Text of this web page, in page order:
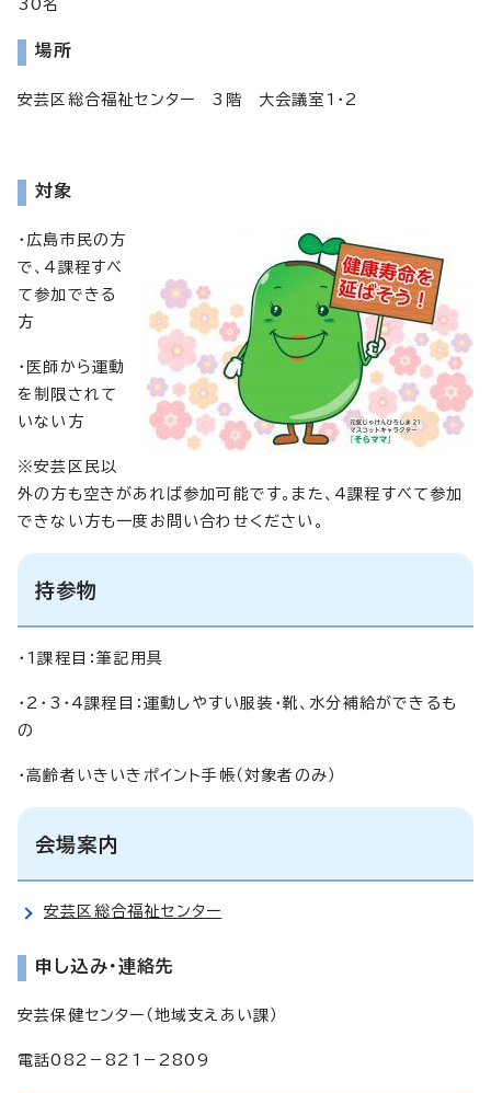
30名
場所
安芸区総合福祉センター 3階 大会議室1・2
対象
・広島市民の方
で、4課程すべ
て参加できる
方
・医師から運動
を制限されて
いない方
※安芸区民以
外の方も空きがあれば参加可能です。また、4課程すべて参加
できない方も一度お問い合わせください。
持参物
・1課程目：筆記用具
・2・3・4課程目：運動しやすい服装・靴、水分補給ができるも
の
・高齢者いきいきポイント手帳（対象者のみ）
会場案内
安芸区総合福祉センター
申し込み・連絡先
安芸保健センター（地域支えあい課）
電話082－821－2809